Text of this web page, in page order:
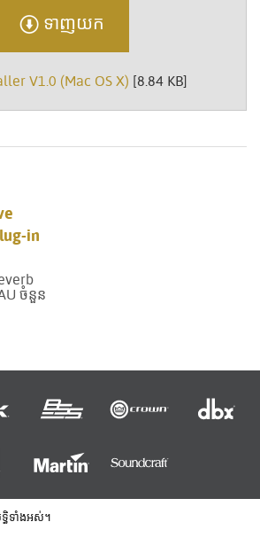
ទាញយក
V1.0 (Mac OS X) [8.84 KB]
in
ចំនួន
ទ្ធិទាំងអស់។